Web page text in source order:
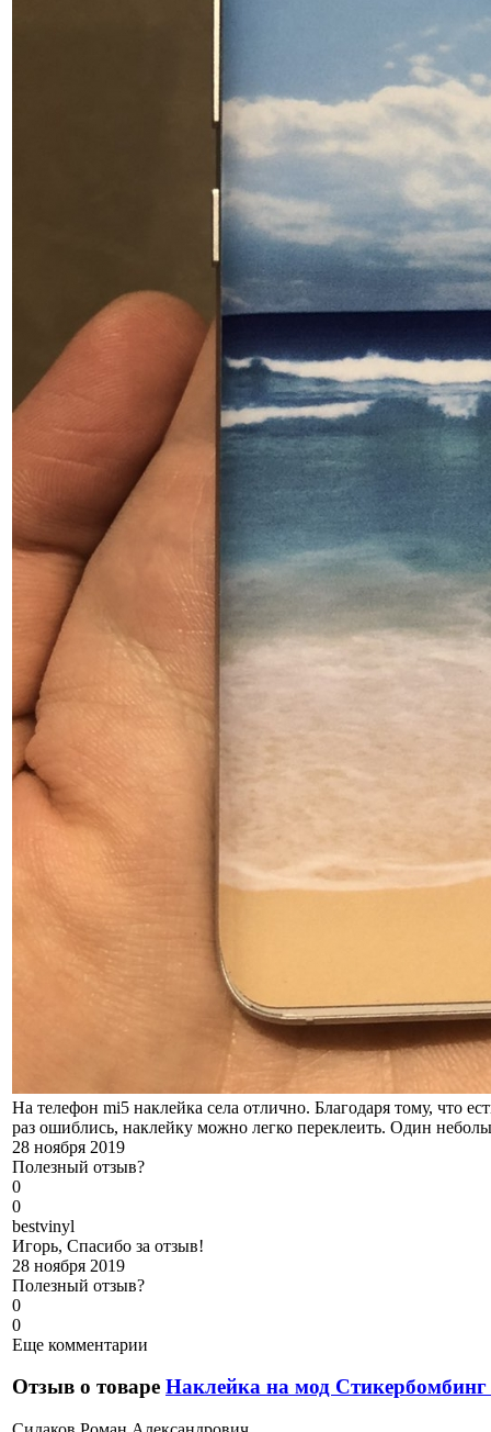
На телефон mi5 наклейка села отлично. Благодаря тому, что
раз ошиблись, наклейку можно легко переклеить. Один
28 ноября 2019
Полезный отзыв?
0
0
bestvinyl
Игорь, Спасибо за отзыв!
28 ноября 2019
Полезный отзыв?
0
0
Еще комментарии
Отзыв о товаре Наклейка на мод Стикербомбинг